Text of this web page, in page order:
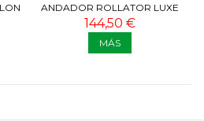
ANDADOR ROLLATOR LUXE
TRAJANO
144,50 €
MÁS